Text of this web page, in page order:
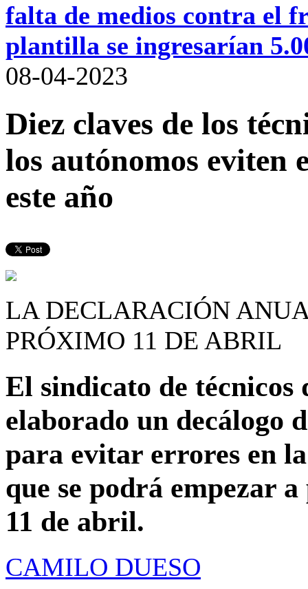
falta de medios contra el
plantilla se ingresarían
08-04-2023
Diez claves de los
los autónomos eviten
este año
LA DECLARACIÓN
PRÓXIMO 11 DE ABRIL
El sindicato de técnicos
elaborado un decálogo
para evitar errores en
que se podrá empezar
11 de abril.
CAMILO DUESO